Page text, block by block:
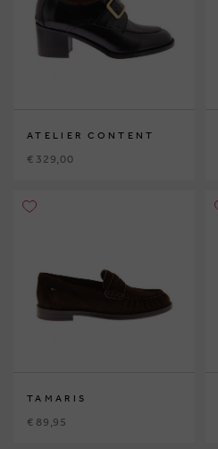
ATELIER CONTENT
€ 329,00
TAMARIS
€ 89,95